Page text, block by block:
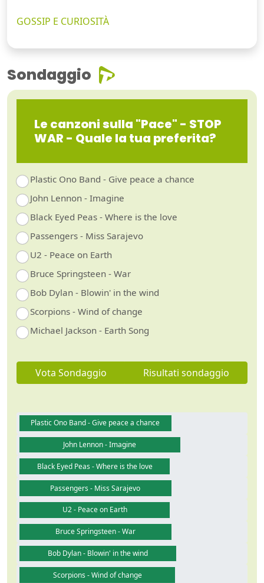
GOSSIP E CURIOSITÀ
Sondaggio
Le canzoni sulla "Pace" - STOP
WAR - Quale la tua preferita?
Plastic Ono Band - Give peace a chance
John Lennon - Imagine
Black Eyed Peas - Where is the love
Passengers - Miss Sarajevo
U2 - Peace on Earth
Bruce Springsteen - War
Bob Dylan - Blowin' in the wind
Scorpions - Wind of change
Michael Jackson - Earth Song
Vota Sondaggio Risultati sondaggio
Plastic Ono Band - Give peace a chance
John Lennon - Imagine
Black Eyed Peas - Where is the love
Passengers - Miss Sarajevo
U2 - Peace on Earth
Bruce Springsteen - War
Bob Dylan - Blowin' in the wind
Scorpions - Wind of change